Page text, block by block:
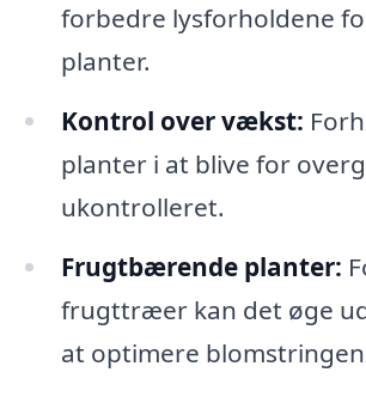
forbedre lysforholdene
planter.
Kontrol over vækst:
planter i at blive for
ukontrolleret.
Frugtbærende planter:
frugttræer kan det øge
at optimere